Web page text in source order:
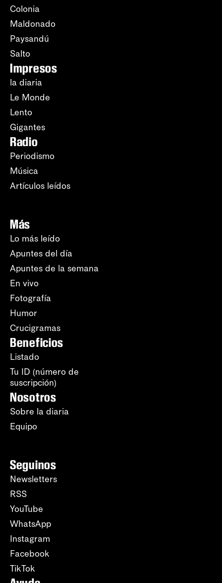
Colonia
Maldonado
Paysandú
Salto
Impresos
la diaria
Le Monde
Lento
Gigantes
Radio
Periodismo
Música
Artículos leídos
Más
Lo más leído
Apuntes del día
Apuntes de la semana
En vivo
Fotografía
Humor
Crucigramas
Beneficios
Listado
Tu ID (número de
suscripción)
Nosotros
Sobre la diaria
Equipo
Seguinos
Newsletters
RSS
YouTube
WhatsApp
Instagram
Facebook
TikTok